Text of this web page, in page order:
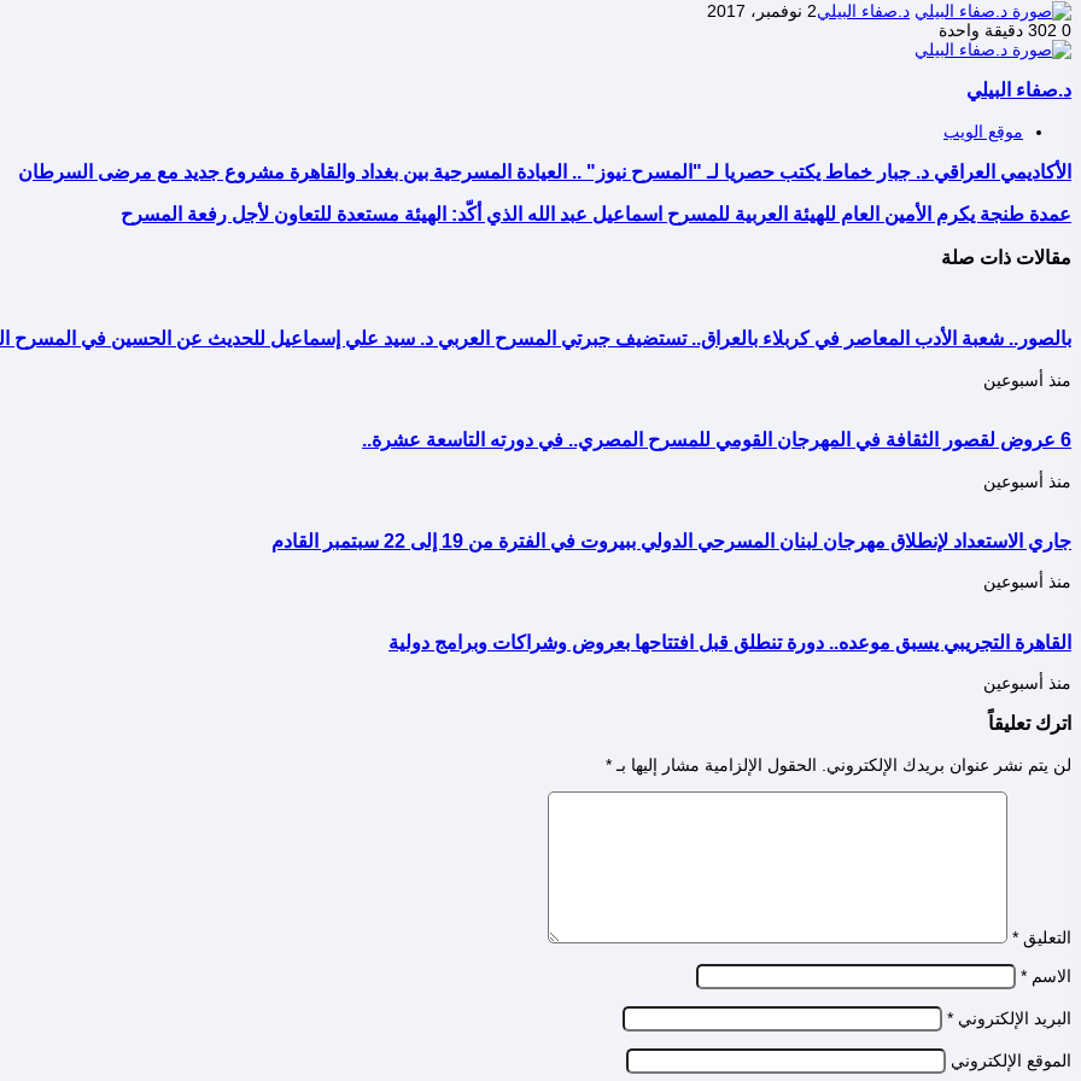
د.صفاء البيلي2 نوفمبر، 2017
0
دقيقة واحدة
د.صفاء البيلي
موقع الويب
الأكاديمي العراقي د. جبار خماط يكتب حصريا لـ "المسرح نيوز" .. العيادة المسرحية بين بغداد والقاهرة مشروع جديد مع مرضى السرطان
عمدة طنجة يكرم الأمين العام للهيئة العربية للمسرح اسماعيل عبد الله الذي أكّد: الهيئة مستعدة للتعاون لأجل رفعة المسرح
مقالات ذات صلة
بالصور.. شعبة الأدب المعاصر في كربلاء بالعراق.. تستضيف جبرتي المسرح العربي د. سيد علي إسماعيل للحديث عن الحسين في المسرح
منذ أسبوعين
6 عروض لقصور الثقافة في المهرجان القومي للمسرح المصري.. في دورته التاسعة عشرة..
منذ أسبوعين
جاري الاستعداد لإنطلاق مهرجان لبنان المسرحي الدولي ببيروت في الفترة من 19 إلى 22 سبتمبر القادم
منذ أسبوعين
القاهرة التجريبي يسبق موعده.. دورة تنطلق قبل افتتاحها بعروض وشراكات وبرامج دولية
منذ أسبوعين
اترك تعليقاً
لن يتم نشر عنوان بريدك الإلكتروني. الحقول الإلزامية مشار إليها بـ *
التعليق *
الاسم *
البريد الإلكتروني *
الموقع الإلكتروني